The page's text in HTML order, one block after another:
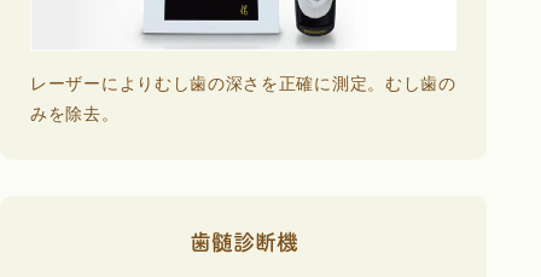
レーザーによりむし歯の深さを正確に測定。むし歯の
みを除去。
歯髄診断機